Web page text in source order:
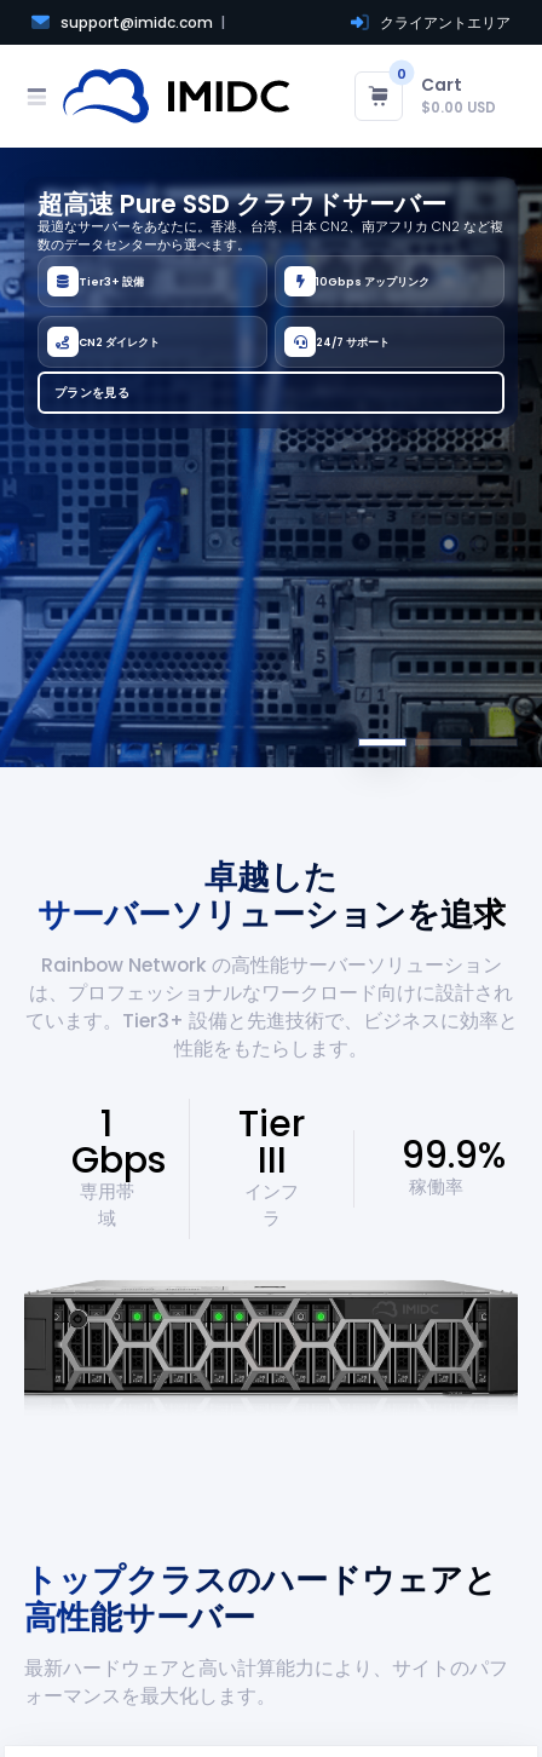
support@imidc.com クライアントエリア
0
Cart
$0.00 USD
超高速 Pure SSD クラウドサーバー
最適なサーバーをあなたに。香港、台湾、日本 CN2、南アフリカ CN2 など複
数のデータセンターから選べます。
Tier3+ 設備 10Gbps アップリンク
CN2 ダイレクト 24/7 サポート
プランを見る
卓越した
サーバーソリューションを追求
Rainbow Network の高性能サーバーソリューション
は、プロフェッショナルなワークロード向けに設計され
ています。Tier3+ 設備と先進技術で、ビジネスに効率と
性能をもたらします。
1
Gbps
専用帯
域
Tier
III
インフ
ラ
99.9%
稼働率
トップクラスのハードウェアと
高性能サーバー
最新ハードウェアと高い計算能力により、サイトのパフ
ォーマンスを最大化します。